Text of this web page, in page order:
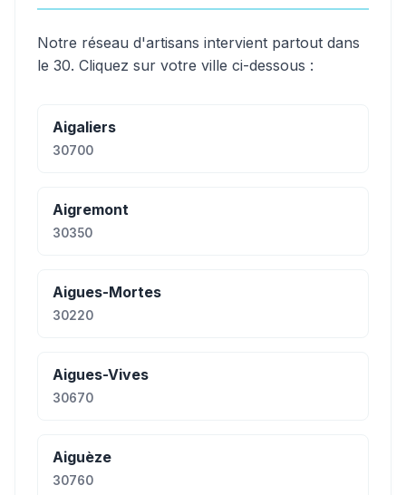
Notre réseau d'artisans intervient partout dans
le 30. Cliquez sur votre ville ci-dessous :
Aigaliers
30700
Aigremont
30350
Aigues-Mortes
30220
Aigues-Vives
30670
Aiguèze
30760